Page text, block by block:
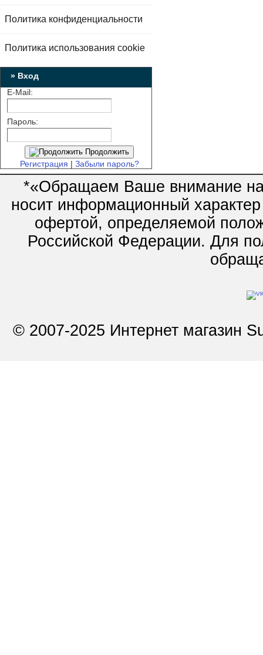
Политика конфиденциальности
Политика использования cookie
» Вход
E-Mail:
Пароль:
Продолжить
Регистрация | Забыли пароль?
*«Обращаем Ваше внимание на
носит информационный
офертой, определяемой
Российской Федерации. Для
© 2007-2025 Интернет магазин